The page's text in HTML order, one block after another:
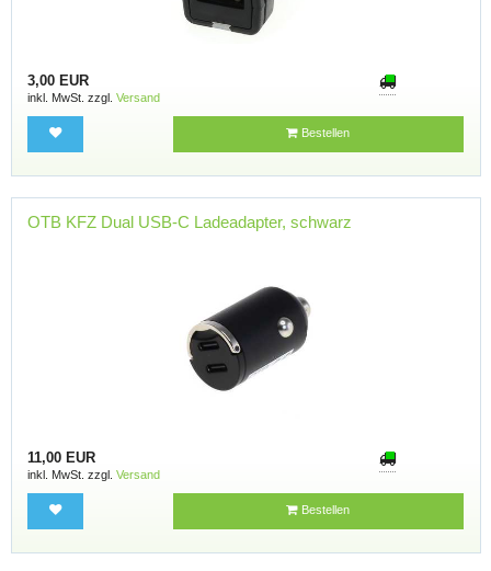
3,00 EUR
inkl. MwSt. zzgl. Versand
Bestellen
OTB KFZ Dual USB-C Ladeadapter, schwarz
11,00 EUR
inkl. MwSt. zzgl. Versand
Bestellen